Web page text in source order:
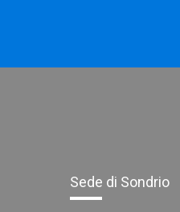
Sede di Sondrio